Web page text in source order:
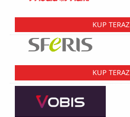
KUP TERAZ
KUP TERAZ